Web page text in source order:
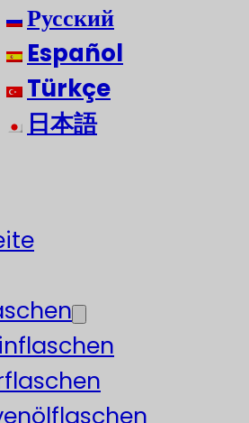
Русский
Español
Türkçe
日本語